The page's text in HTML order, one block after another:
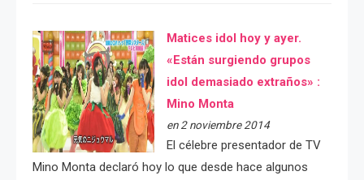
Matices idol hoy y ayer.
«Están surgiendo grupos
idol demasiado extraños» :
Mino Monta
en 2 noviembre 2014
El célebre presentador de TV
Mino Monta declaró hoy lo que desde hace algunos